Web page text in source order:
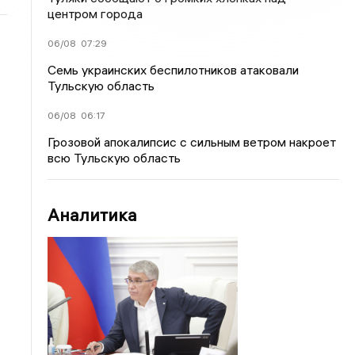
центром города
06/08 07:29
Семь украинских беспилотников атаковали
Тульскую область
06/08 06:17
Грозовой апокалипсис с сильным ветром накроет
всю Тульскую область
Аналитика